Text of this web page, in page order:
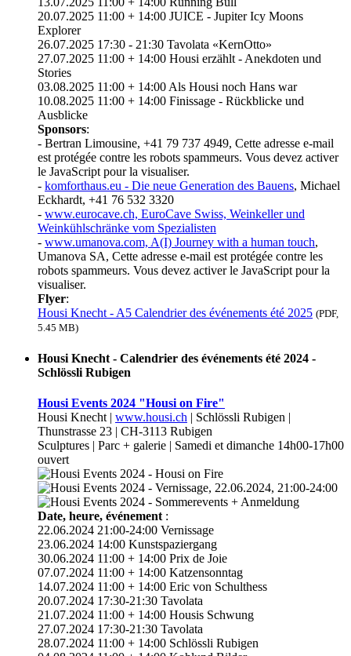
20.07.2025 11:00 + 14:00 JUICE - Jupiter Icy Moons
Explorer
26.07.2025 17:30 - 21:30 Tavolata «KernOtto»
27.07.2025 11:00 + 14:00 Housi erzählt - Anekdoten und
Stories
03.08.2025 11:00 + 14:00 Als Housi noch Hans war
10.08.2025 11:00 + 14:00 Finissage - Rückblicke und
Ausblicke
Sponsors:
- Bertran Limousine, +41 79 737 4949, Cette adresse e-mail
est protégée contre les robots spammeurs. Vous devez activer
le JavaScript pour la visualiser.
- komforthaus.eu - Die neue Generation des Bauens, Michael
Eckhardt, +41 76 532 3320
- www.eurocave.ch, EuroCave Swiss, Weinkeller und
Weinkühlschränke vom Spezialisten
- www.umanova.com, A(I) Journey with a human touch,
Umanova SA, Cette adresse e-mail est protégée contre les
robots spammeurs. Vous devez activer le JavaScript pour la
visualiser.
Flyer:
Housi Knecht - A5 Calendrier des événements été 2025 (PDF,
5.45 MB)
Housi Knecht - Calendrier des événements été 2024 -
Schlössli Rubigen
Housi Events 2024 "Housi on Fire"
Housi Knecht | www.housi.ch | Schlössli Rubigen |
Thunstrasse 23 | CH-3113 Rubigen
Sculptures | Parc + galerie | Samedi et dimanche 14h00-17h00
ouvert
Date, heure, événement :
22.06.2024 21:00-24:00 Vernissage
23.06.2024 14:00 Kunstspaziergang
30.06.2024 11:00 + 14:00 Prix de Joie
07.07.2024 11:00 + 14:00 Katzensonntag
14.07.2024 11:00 + 14:00 Eric von Schulthess
20.07.2024 17:30-21:30 Tavolata
21.07.2024 11:00 + 14:00 Housis Schwung
27.07.2024 17:30-21:30 Tavolata
28.07.2024 11:00 + 14:00 Schlössli Rubigen